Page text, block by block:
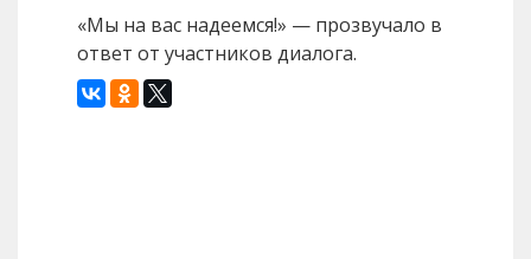
«Мы на вас надеемся!» — прозвучало в
ответ от участников диалога.